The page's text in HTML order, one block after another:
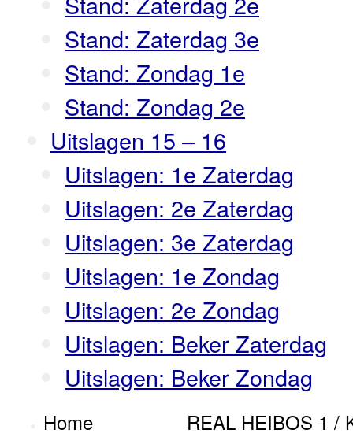
Stand: Zaterdag 3e
Stand: Zondag 1e
Stand: Zondag 2e
Uitslagen 15 – 16
Uitslagen: 1e Zaterdag
Uitslagen: 2e Zaterdag
Uitslagen: 3e Zaterdag
Uitslagen: 1e Zondag
Uitslagen: 2e Zondag
Uitslagen: Beker Zaterdag
Uitslagen: Beker Zondag
Home REAL HEIBOS 1 /